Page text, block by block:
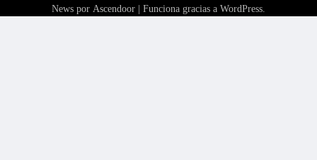
News por Ascendoor | Funciona gracias a WordPress